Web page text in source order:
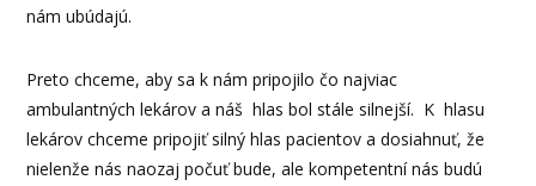
nám ubúdajú.
Preto chceme, aby sa k nám pripojilo čo najviac
ambulantných lekárov a náš hlas bol stále silnejší. K hlasu
lekárov chceme pripojiť silný hlas pacientov a dosiahnuť, že
nielenže nás naozaj počuť bude, ale kompetentní nás budú